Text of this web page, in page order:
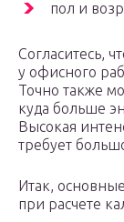
пол и
Согласитесь,
у офисного
Точно также
куда больше
Высокая
требует
Итак,
при расчете